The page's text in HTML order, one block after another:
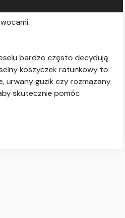
bardzo często decydują
koszyczek ratunkowy to
urwany guzik czy rozmazany
skutecznie pomóc